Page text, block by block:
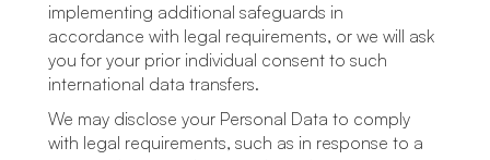
implementing additional safeguards in
accordance with legal requirements, or we will ask
you for your prior individual consent to such
international data transfers.
We may disclose your Personal Data to comply
with legal requirements, such as in response to a